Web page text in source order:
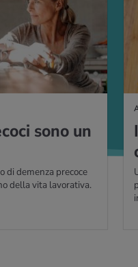
sono un
di demenza precoce
della vita lavorativa.
PER